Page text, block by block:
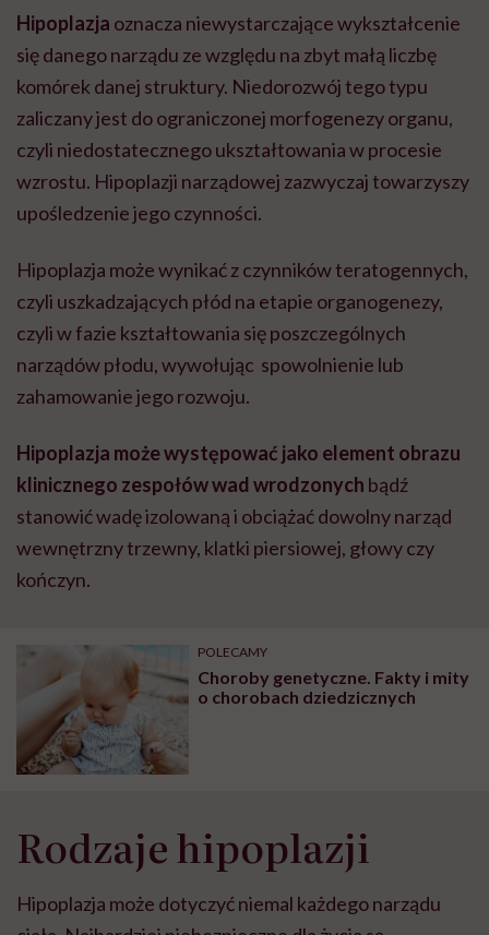
Hipoplazja oznacza niewystarczające wykształcenie
się danego narządu ze względu na zbyt małą liczbę
komórek danej struktury. Niedorozwój tego typu
zaliczany jest do ograniczonej morfogenezy organu,
czyli niedostatecznego ukształtowania w procesie
wzrostu. Hipoplazji narządowej zazwyczaj towarzyszy
upośledzenie jego czynności.
Hipoplazja może wynikać z czynników teratogennych,
czyli uszkadzających płód na etapie organogenezy,
czyli w fazie kształtowania się poszczególnych
narządów płodu, wywołując spowolnienie lub
zahamowanie jego rozwoju.
Hipoplazja może występować jako element obrazu
klinicznego zespołów wad wrodzonych bądź
stanowić wadę izolowaną i obciążać dowolny narząd
wewnętrzny trzewny, klatki piersiowej, głowy czy
kończyn.
POLECAMY
Choroby genetyczne. Fakty i mity
o chorobach dziedzicznych
Rodzaje hipoplazji
Hipoplazja może dotyczyć niemal każdego narządu